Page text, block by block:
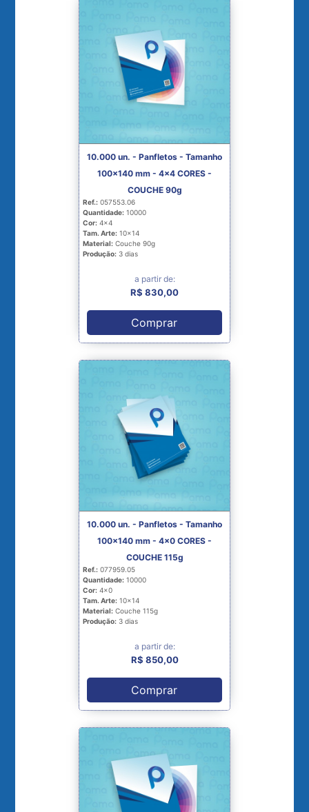
10.000 un. - Panfletos - Tamanho
100x140 mm - 4x4 CORES -
COUCHE 90g
Ref.: 057553.06
Quantidade: 10000
Cor: 4x4
Tam. Arte: 10x14
Material: Couche 90g
Produção: 3 dias
a partir de:
R$ 830,00
Comprar
10.000 un. - Panfletos - Tamanho
100x140 mm - 4x0 CORES -
COUCHE 115g
Ref.: 077959.05
Quantidade: 10000
Cor: 4x0
Tam. Arte: 10x14
Material: Couche 115g
Produção: 3 dias
a partir de:
R$ 850,00
Comprar